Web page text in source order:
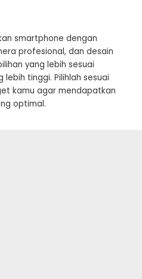
smartphone dengan
profesional, dan desain
yang lebih sesuai
tinggi. Pilihlah sesuai
kamu agar mendapatkan
optimal.